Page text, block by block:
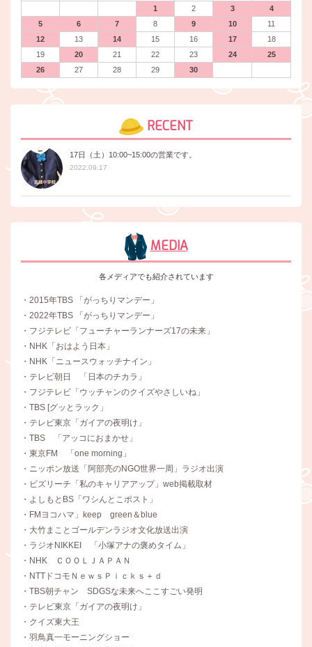
1
2 3
4
5
6 7 8 9 10
11
12
13 14 15 16 17
18
19
20 21 22 23 24
25
26
27 28 29 30
RECENT
17日（土）10:00~15:00の営業です。
2022.09.17
MEDIA
各メディアでも紹介されています
・2015年TBS 「がっちりマンデー」
・2022年TBS 「がっちりマンデー」
・フジテレビ「フューチャーランナーズ17の未来」
・NHK「おはよう日本」
・NHK「ニュースウォッチナイン」
・テレビ朝日 「日本のチカラ」
・フジテレビ「ウッチャンのクイズやさしいね」
・TBS [グッとラック」
・テレビ東京「ガイアの夜明け」
・TBS 「アッコにおまかせ」
・東京FM 「one morning」
・ニッポン放送「阿部亮のNGO世界一周」ラジオ出演
・ビズリーチ「私のキャリアアップ」web掲載取材
・よしもとBS「ワシんとこポスト」
・FMヨコハマ」keep green＆blue
・大竹まことゴールデンラジオ文化放送出演
・ラジオNIKKEI 「小塚アナの褒めタイム」
・NHK ＣＯＯＬＪＡＰＡＮ
・NTTドコモＮｅｗｓＰｉｃｋｓ＋ｄ
・TBS朝チャン SDGSな未来へここすごい発明
・テレビ東京「ガイアの夜明け」
・クイズ東大王
・羽鳥真一モーニングショー